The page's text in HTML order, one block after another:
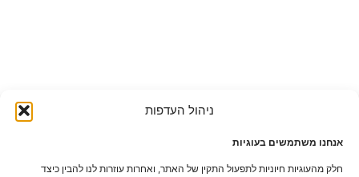
ניהול העדפות
אנחנו משתמשים בעוגיות
חלק מהעוגיות חיוניות לתפעול התקין של האתר, ואחרות עוזרות לנו להבין כיצד